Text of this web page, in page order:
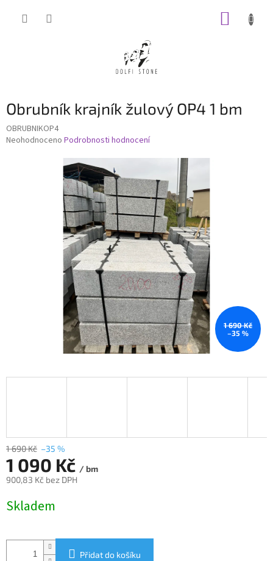
Obrubník krajník žulový OP4 1 bm
OBRUBNIKOP4
Průměrné
Neohodnoceno Podrobnosti hodnocení
1 690 Kč
–35 %
1 690 Kč –35 %
1 090 Kč / bm
900,83 Kč bez DPH
cena:
Skladem
Přidat do košíku